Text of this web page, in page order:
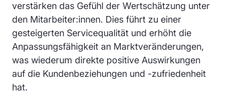
verstärken das Gefühl der Wertschätzung unter
den Mitarbeiter:innen. Dies führt zu einer
gesteigerten Servicequalität und erhöht die
Anpassungsfähigkeit an Marktveränderungen,
was wiederum direkte positive Auswirkungen
auf die Kundenbeziehungen und -zufriedenheit
hat.